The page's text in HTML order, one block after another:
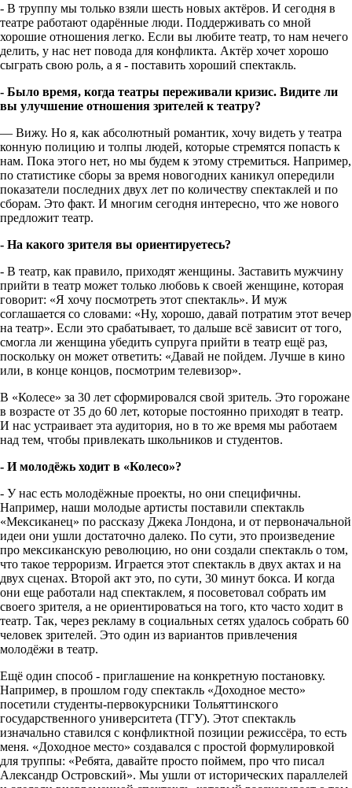
- В труппу мы только взяли шесть новых актёров. И сегодня в
театре работают одарённые люди. Поддерживать со мной
хорошие отношения легко. Если вы любите театр, то нам нечего
делить, у нас нет повода для конфликта. Актёр хочет хорошо
сыграть свою роль, а я - поставить хороший спектакль.
- Было время, когда театры переживали кризис. Видите ли
вы улучшение отношения зрителей к театру?
— Вижу. Но я, как абсолютный романтик, хочу видеть у театра
конную полицию и толпы людей, которые стремятся попасть к
нам. Пока этого нет, но мы будем к этому стремиться. Например,
по статистике сборы за время новогодних каникул опередили
показатели последних двух лет по количеству спектаклей и по
сборам. Это факт. И многим сегодня интересно, что же нового
предложит театр.
- На какого зрителя вы ориентируетесь?
- В театр, как правило, приходят женщины. Заставить мужчину
прийти в театр может только любовь к своей женщине, которая
говорит: «Я хочу посмотреть этот спектакль». И муж
соглашается со словами: «Ну, хорошо, давай потратим этот вечер
на театр». Если это срабатывает, то дальше всё зависит от того,
смогла ли женщина убедить супруга прийти в театр ещё раз,
поскольку он может ответить: «Давай не пойдем. Лучше в кино
или, в конце концов, посмотрим телевизор».
В «Колесе» за 30 лет сформировался свой зритель. Это горожане
в возрасте от 35 до 60 лет, которые постоянно приходят в театр.
И нас устраивает эта аудитория, но в то же время мы работаем
над тем, чтобы привлекать школьников и студентов.
- И молодёжь ходит в «Колесо»?
- У нас есть молодёжные проекты, но они специфичны.
Например, наши молодые артисты поставили спектакль
«Мексиканец» по рассказу Джека Лондона, и от первоначальной
идеи они ушли достаточно далеко. По сути, это произведение
про мексиканскую революцию, но они создали спектакль о том,
что такое терроризм. Играется этот спектакль в двух актах и на
двух сценах. Второй акт это, по сути, 30 минут бокса. И когда
они еще работали над спектаклем, я посоветовал собрать им
своего зрителя, а не ориентироваться на того, кто часто ходит в
театр. Так, через рекламу в социальных сетях удалось собрать 60
человек зрителей. Это один из вариантов привлечения
молодёжи в театр.
Ещё один способ - приглашение на конкретную постановку.
Например, в прошлом году спектакль «Доходное место»
посетили студенты-первокурсники Тольяттинского
государственного университета (ТГУ). Этот спектакль
изначально ставился с конфликтной позиции режиссёра, то есть
меня. «Доходное место» создавался с простой формулировкой
для труппы: «Ребята, давайте просто поймем, про что писал
Александр Островский». Мы ушли от исторических параллелей